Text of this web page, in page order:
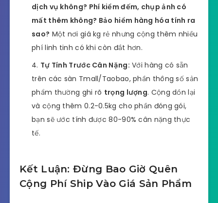
dịch vụ không? Phí kiểm đếm, chụp ảnh có
mất thêm không? Bảo hiểm hàng hóa tính ra
sao? Một nơi giá kg rẻ nhưng cộng thêm nhiều
phí linh tinh có khi còn đắt hơn.
Tự Tính Trước Cân Nặng: Với hàng có sẵn
trên các sàn Tmall/Taobao, phần thông số sản
phẩm thường ghi rõ trọng lượng. Cộng dồn lại
và cộng thêm 0.2-0.5kg cho phần đóng gói,
bạn sẽ ước tính được 80-90% cân nặng thực
tế.
Kết Luận: Đừng Bao Giờ Quên
Cộng Phí Ship Vào Giá Sản Phẩm